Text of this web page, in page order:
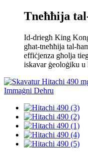
Tneħħija
Id-driegħ King
għat-tneħħija tal-
effiċjenza għolja
iskavar ġeoloġiku